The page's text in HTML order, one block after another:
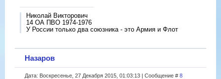
Николай Викторович
14 ОА ПВО 1974-1976
У России только два союзника - это Армия и Флот
Назаров
Дата: Воскресенье, 27 Декабря 2015, 01:03:13 | Сообщение # 8